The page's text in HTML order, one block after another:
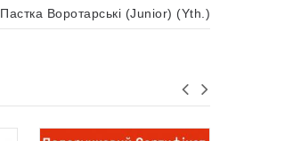
Пастка Воротарські (Junior) (Yth.)